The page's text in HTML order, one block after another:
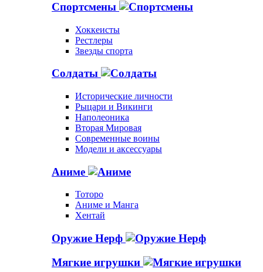
Спортсмены
Хоккеисты
Рестлеры
Звезды спорта
Солдаты
Исторические личности
Рыцари и Викинги
Наполеоника
Вторая Мировая
Современные воины
Модели и аксессуары
Аниме
Тоторо
Аниме и Манга
Хентай
Оружие Нерф
Мягкие игрушки